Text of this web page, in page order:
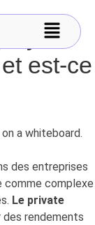
:
est-ce
des entreprises
comme complexe
Le private
des rendements